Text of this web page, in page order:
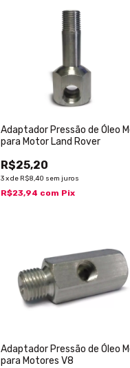
Adaptador Pressão de Óleo
para Motor Land Rover
R$25,20
3xde R$8,40 sem juros
R$23,94 com Pix
Adaptador Pressão de Óleo
para Motores V8